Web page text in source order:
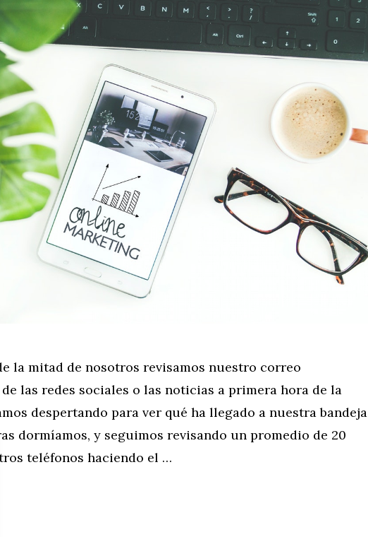
la mitad de nosotros revisamos nuestro correo
las redes sociales o las noticias a primera hora de la
despertando para ver qué ha llegado a nuestra bandeja
dormíamos, y seguimos revisando un promedio de 20
teléfonos haciendo el …